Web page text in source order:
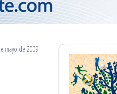
mayo de 2009